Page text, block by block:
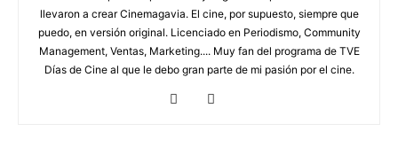
llevaron a crear Cinemagavia. El cine, por supuesto, siempre que
puedo, en versión original. Licenciado en Periodismo, Community
Management, Ventas, Marketing.... Muy fan del programa de TVE
Días de Cine al que le debo gran parte de mi pasión por el cine.